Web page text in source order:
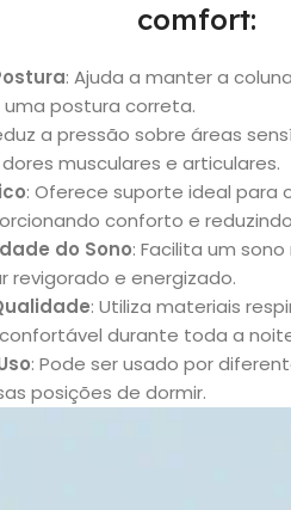
comfort:
: Ajuda a manter a
postura correta.
a pressão sobre áreas
musculares e articulares.
: Oferece suporte ideal para
conforto e
do Sono: Facilita um
revigorado e energizado.
: Utiliza materiais
durante toda a
: Pode ser usado por
posições de dormir.